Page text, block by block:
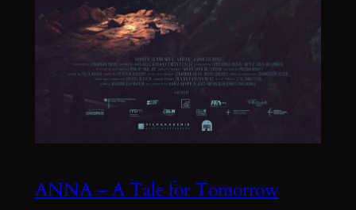
ANNA – A Tale for Tomorrow